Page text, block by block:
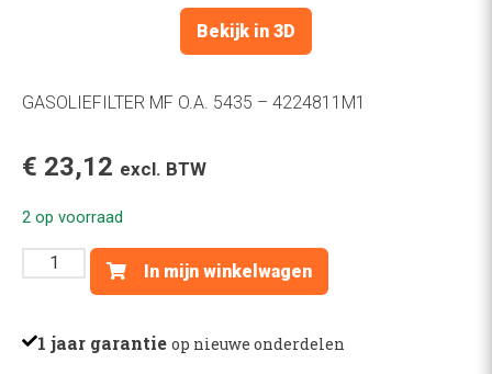
Bekijk in 3D
GASOLIEFILTER MF O.A. 5435 – 4224811M1
€ 23,12 excl. BTW
2 op voorraad
GASOLIEFILTER
5435
In mijn winkelwagen
1 jaar garantie op nieuwe onderdelen